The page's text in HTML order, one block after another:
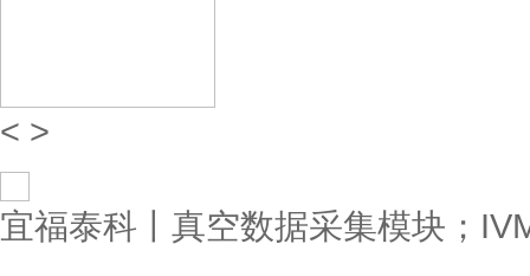
< >
宜福泰科丨真空数据采集模块；